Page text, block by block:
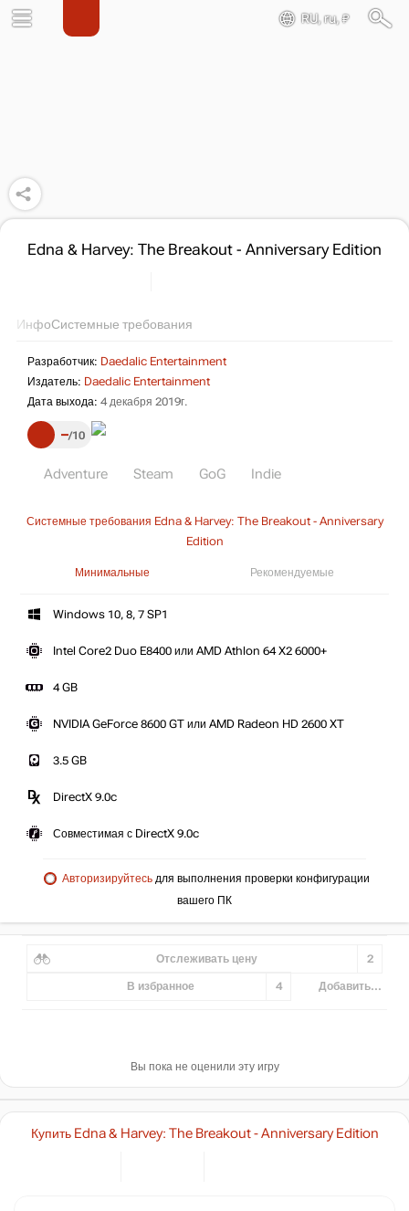
RU, ru, ₽
Edna & Harvey: The Breakout - Anniversary Edition
ИнфоСистемные требования
Разработчик: Daedalic Entertainment
Издатель: Daedalic Entertainment
Дата выхода: 4 декабря 2019г.
– 10
Adventure Steam GoG Indie
Системные требования Edna & Harvey: The Breakout - Anniversary
Edition
Минимальные Рекомендуемые
Windows 10, 8, 7 SP1
Intel Core2 Duo E8400 или AMD Athlon 64 X2 6000+
4 GB
NVIDIA GeForce 8600 GT или AMD Radeon HD 2600 XT
3.5 GB
DirectX 9.0c
Совместимая с DirectX 9.0c
Авторизируйтесь для выполнения проверки конфигурации
вашего ПК
Отслеживать цену 2
В избранное 4 Добавить...
Вы пока не оценили эту игру
Купить Edna & Harvey: The Breakout - Anniversary Edition